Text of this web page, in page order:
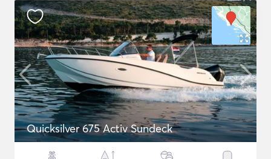
Quicksilver 675 Activ Sundeck